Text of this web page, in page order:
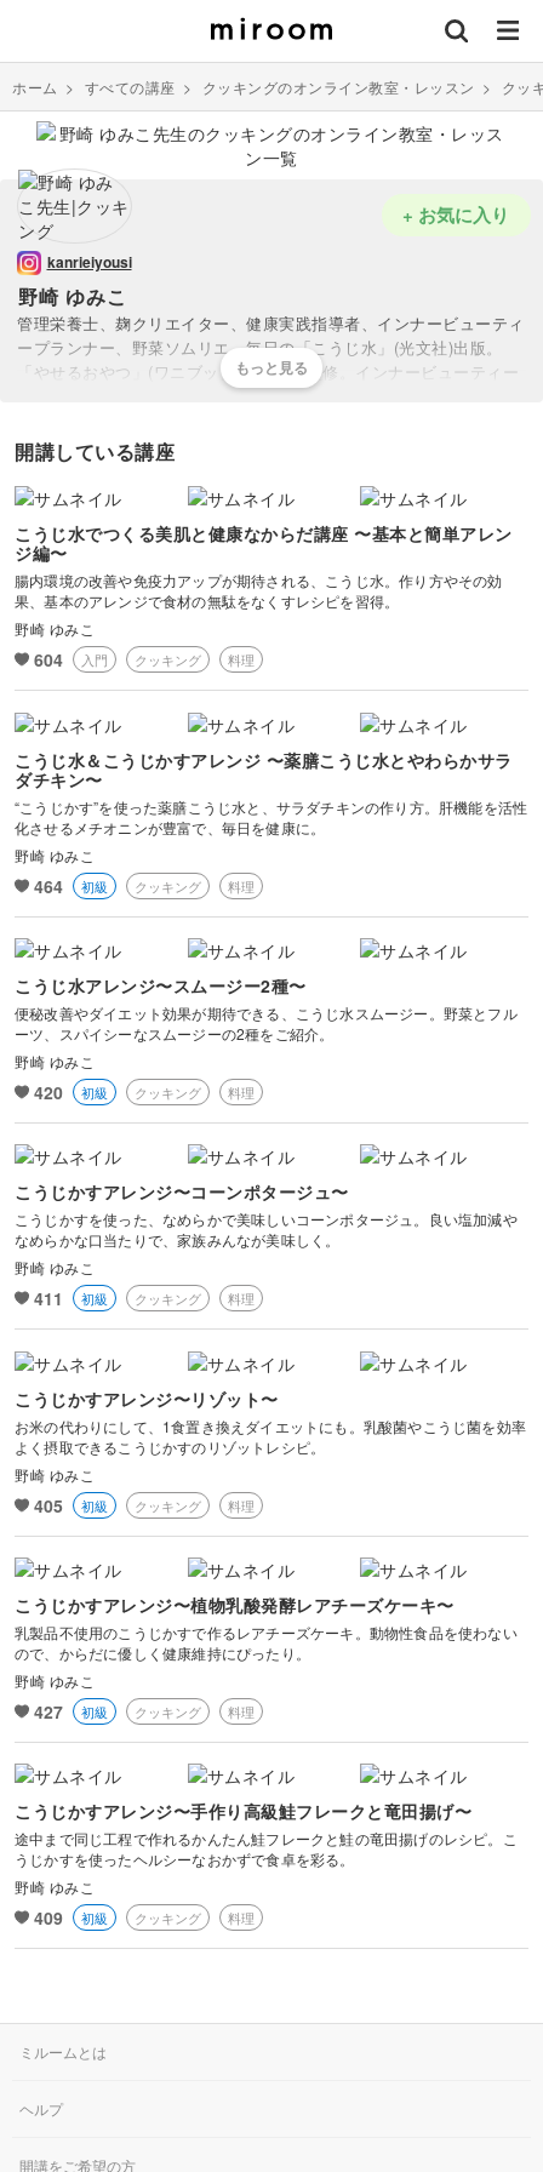
ホーム > すべての講座 > クッキングのオンライン教室・レッスン > クッ
野崎 ゆみこ
kanrieiyousi
管理栄養士、麹クリエイター、健康実践指導者、インナービューティ
ープランナー、野菜ソムリエ。毎日の「こうじ水」(光文社)出版。
「やせるおやつ」(ワニブックス)レシピ監修。インナービューティー
ダイエット協会東京校にて講師を務めた。保健センターで数多くの栄
自の栄養指導で効果を上げている。3姉妹の母でもあり、子供のアレ
ルギーやアレルギーやアトピーの経験から「食べたもので身体作られ
ている」と再認識。ダイエット指導した生徒は100%の成功率を誇
+ お気に入り
開講している講座
こうじ水でつくる美肌と健康なからだ講座 〜基本と簡単アレン
ジ編〜
腸内環境の改善や免疫力アップが期待される、こうじ水。作り方やその効
果、基本のアレンジで食材の無駄をなくすレシピを習得。
野崎 ゆみこ
604 入門 クッキング 料理
こうじ水＆こうじかすアレンジ 〜薬膳こうじ水とやわらかサラ
ダチキン〜
“こうじかす”を使った薬膳こうじ水と、サラダチキンの作り方。肝機能を活性
化させるメチオニンが豊富で、毎日を健康に。
野崎 ゆみこ
464 初級 クッキング 料理
こうじ水アレンジ〜スムージー2種〜
便秘改善やダイエット効果が期待できる、こうじ水スムージー。野菜とフル
ーツ、スパイシーなスムージーの2種をご紹介。
野崎 ゆみこ
420 初級 クッキング 料理
こうじかすアレンジ〜コーンポタージュ〜
こうじかすを使った、なめらかで美味しいコーンポタージュ。良い塩加減や
なめらかな口当たりで、家族みんなが美味しく。
野崎 ゆみこ
411 初級 クッキング 料理
こうじかすアレンジ〜リゾット〜
お米の代わりにして、1食置き換えダイエットにも。乳酸菌やこうじ菌を効率
よく摂取できるこうじかすのリゾットレシピ。
野崎 ゆみこ
405 初級 クッキング 料理
こうじかすアレンジ〜植物乳酸発酵レアチーズケーキ〜
乳製品不使用のこうじかすで作るレアチーズケーキ。動物性食品を使わない
ので、からだに優しく健康維持にぴったり。
野崎 ゆみこ
427 初級 クッキング 料理
こうじかすアレンジ〜手作り高級鮭フレークと竜田揚げ〜
途中まで同じ工程で作れるかんたん鮭フレークと鮭の竜田揚げのレシピ。こ
うじかすを使ったヘルシーなおかずで食卓を彩る。
野崎 ゆみこ
409 初級 クッキング 料理
ミルームとは
ヘルプ
開講をご希望の方